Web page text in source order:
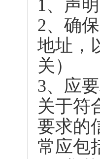
1、声
2、确
地址，
关）
3、应
关于符
要求的
常应包